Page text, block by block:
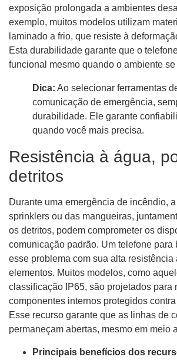
exposição prolongada a ambientes
exemplo, muitos modelos utilizam
laminado a frio, que resiste à
Esta durabilidade garante que o
funcional mesmo quando o ambiente
Dica: Ao selecionar ferramentas
comunicação de emergência,
durabilidade. Ele garante
quando você mais precisa.
Resistência à água,
detritos
Durante uma emergência de incêndio,
sprinklers ou das mangueiras,
os detritos, podem comprometer os
comunicação padrão. Um telefone para
esse problema com sua alta resistência
elementos. Muitos modelos, como
classificação IP65, são projetados para
componentes internos protegidos
Esse recurso garante que as linhas de
permaneçam abertas, mesmo em meio
Principais benefícios dos